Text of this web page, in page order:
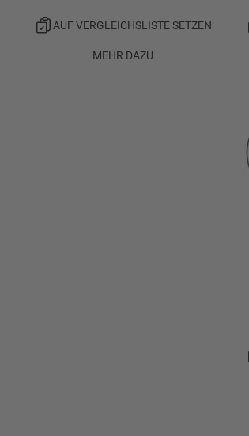
AUF VERGLEICHSLISTE SETZEN
MEHR DAZU